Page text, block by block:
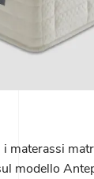
materassi
modello